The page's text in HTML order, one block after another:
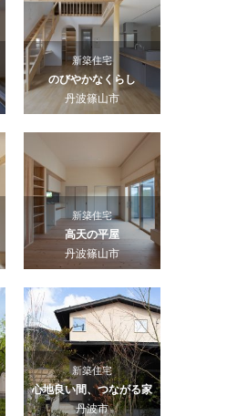
新築住宅
のびやかなくらし
丹波篠山市
新築住宅
高天の平屋
丹波篠山市
新築住宅
心地良い間、つながる家
丹波市